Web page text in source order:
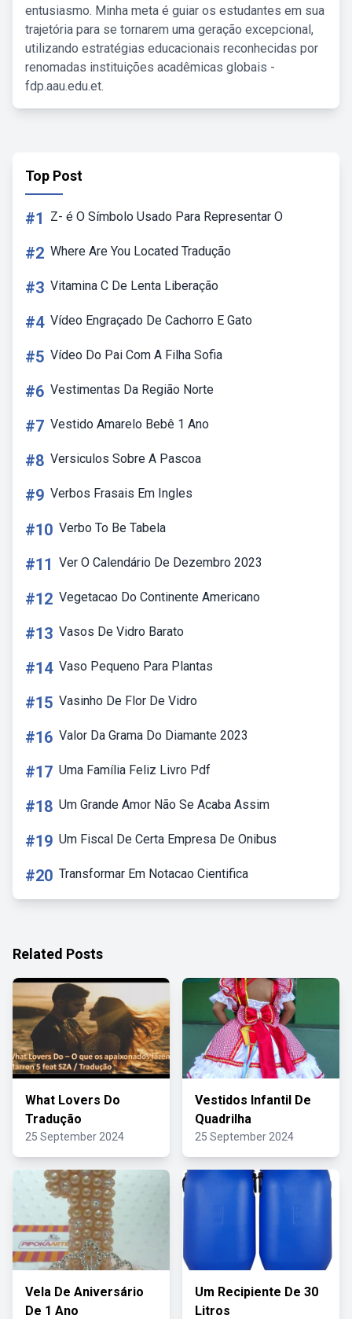
entusiasmo. Minha meta é guiar os estudantes em sua
trajetória para se tornarem uma geração excepcional,
utilizando estratégias educacionais reconhecidas por
renomadas instituições acadêmicas globais -
fdp.aau.edu.et.
Top Post
#1 Z- é O Símbolo Usado Para Representar O
#2 Where Are You Located Tradução
#3 Vitamina C De Lenta Liberação
#4 Vídeo Engraçado De Cachorro E Gato
#5 Vídeo Do Pai Com A Filha Sofia
#6 Vestimentas Da Região Norte
#7 Vestido Amarelo Bebê 1 Ano
#8 Versiculos Sobre A Pascoa
#9 Verbos Frasais Em Ingles
#10 Verbo To Be Tabela
#11 Ver O Calendário De Dezembro 2023
#12 Vegetacao Do Continente Americano
#13 Vasos De Vidro Barato
#14 Vaso Pequeno Para Plantas
#15 Vasinho De Flor De Vidro
#16 Valor Da Grama Do Diamante 2023
#17 Uma Família Feliz Livro Pdf
#18 Um Grande Amor Não Se Acaba Assim
#19 Um Fiscal De Certa Empresa De Onibus
#20 Transformar Em Notacao Cientifica
Related Posts
What Lovers Do
Tradução
25 September 2024
Vestidos Infantil De
Quadrilha
25 September 2024
Vela De Aniversário
De 1 Ano
Um Recipiente De 30
Litros